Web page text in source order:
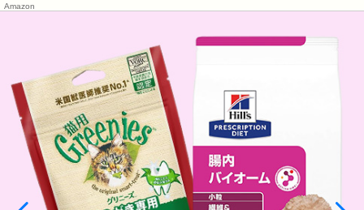
Amazon